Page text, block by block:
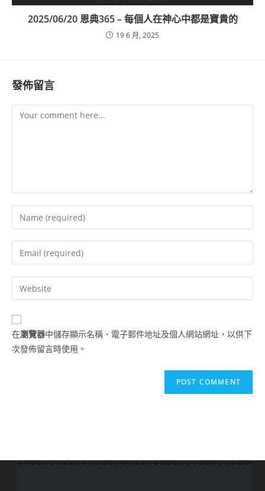
2025/06/20 恩典365 – 每個人在神心中都是寶貴的
19 6 月, 2025
發佈留言
在瀏覽器中儲存顯示名稱、電子郵件地址及個人網站網址，以供下
次發佈留言時使用。